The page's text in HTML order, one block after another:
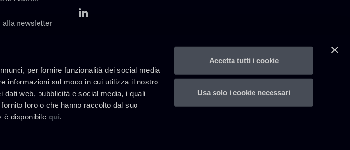
per fornire funzionalità dei social media
informazioni sul modo in cui utilizza il nostro
web, pubblicità e social media, i quali
loro o che hanno raccolto dal suo
è disponibile qui.
Accetta tutti i cookie
Usa solo i cookie necessari
alla newsletter